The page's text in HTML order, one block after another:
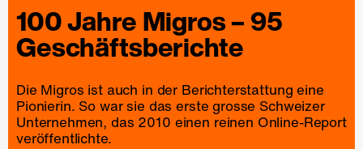
100 JahreMigros– 95
Geschäfts­berichte
Die Migros ist auch in der Berichterstattung eine
Pionierin. So war sie das erste grosse Schweizer
Unternehmen, das 2010 einen reinen Online-Report
veröffentlichte.